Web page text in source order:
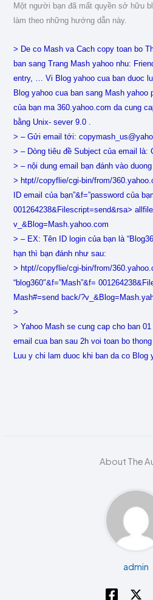
Một người bạn đã mất quyền sở hữu
làm theo những hướng dẫn này.
> De co Mash va Cach copy toan bo
ban sang Trang Mash yahoo nhu:
entry, … Vi Blog yahoo cua ban duoc
Blog yahoo cua ban sang Mash yahoo
của bạn ma 360.yahoo.com da cung
bằng Unix- sever 9.0 .
> – Gửi email tới:
> – Dòng tiêu đề Subject của email là:
> – nội dung email bạn đánh vào
> htpt//copyflie/cgi-bin/from/
ID email của bạn”&f=”password của
001264238&Filescript=send&rsa>
v_&Blog=Mash.yahoo.com
> – EX: Tên ID login của bạn là
hạn thì bạn đánh như sau:
> htpt//copyflie/cgi-bin/from/
“blog360″&f=”Mash”&f=
Mash#=send back/
>
> Yahoo Mash se cung cap cho ban
email cua ban sau 2h voi toan bo
Luu y chi lam duoc khi ban da co Blog
About The
admin